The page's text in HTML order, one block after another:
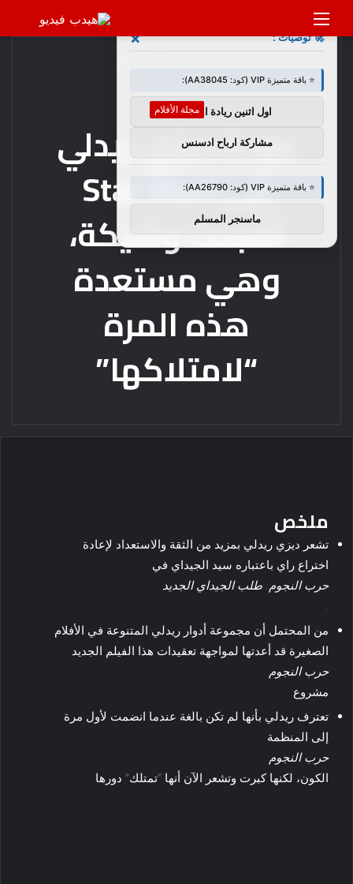
القائمة
عن
مجلة الأفلام
عودة ديزي ريدلي
إلى Star Wars
أصبحت وشيكة،
وهي مستعدة
هذه المرة
“لامتلاكها”
ملخص
تشعر ديزي ريدلي بمزيد من الثقة والاستعداد لإعادة
اختراع راي باعتباره سيد الجيداي في
حرب النجوم: طلب الجيداي الجديد
من المحتمل أن مجموعة أدوار ريدلي المتنوعة في الأفلام
الصغيرة قد أعدتها لمواجهة تعقيدات هذا الفيلم الجديد
حرب النجوم
مشروع.
تعترف ريدلي بأنها لم تكن بالغة عندما انضمت لأول مرة
إلى المنظمة
حرب النجوم
الكون، لكنها كبرت وتشعر الآن أنها “تمتلك” دورها.
🚀 توصيات : ×
⭐ باقة متميزة VIP (كود: AA38045):
اول اثنين ريادة اعمال
مشاركة ارباح ادسنس
⭐ باقة متميزة VIP (كود: AA26790):
ماسنجر المسلم